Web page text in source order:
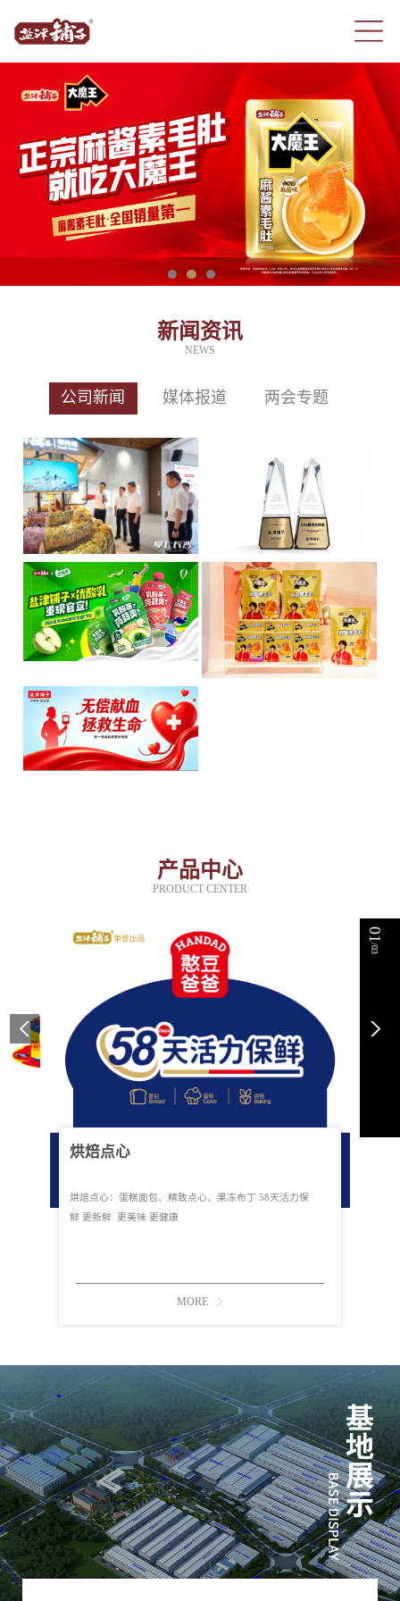
新闻资讯
NEWS
公司新闻 媒体报道 两会专题
产品中心
PRODUCT CENTER
烘焙点心
烘焙点心：蛋糕面包、精致点心、果冻布丁 58天活力保
鲜 更新鲜 更美味 更健康
MORE
01
/03